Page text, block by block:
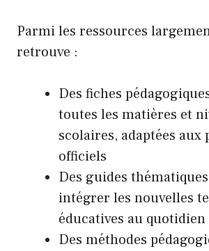
Parmi les ressources
retrouve :
Des fiches
toutes les matières et
scolaires, adaptées aux
officiels
Des guides
intégrer les nouvelles
éducatives au quotidien
Des méthodes